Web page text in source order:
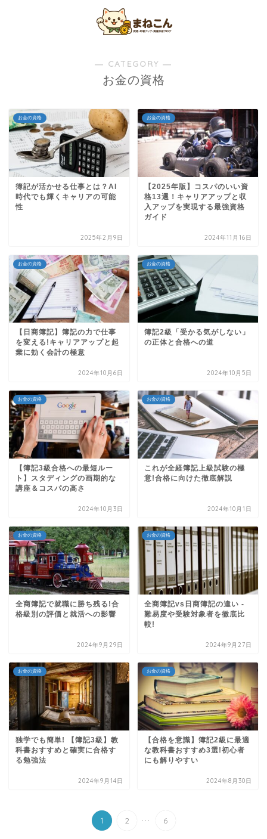
― CATEGORY ―
お金の資格
お金の資格
簿記が活かせる仕事とは？AI
時代でも輝くキャリアの可能
性
2025年2月9日
お金の資格
【2025年版】コスパのいい資
格13選！キャリアアップと収
入アップを実現する最強資格
ガイド
2024年11月16日
お金の資格
【日商簿記】簿記の力で仕事
を変える!キャリアアップと起
業に効く会計の極意
2024年10月6日
お金の資格
簿記2級「受かる気がしない」
の正体と合格への道
2024年10月5日
お金の資格
【簿記3級合格への最短ルー
ト】スタディングの画期的な
講座＆コスパの高さ
2024年10月3日
お金の資格
これが全経簿記上級試験の極
意!合格に向けた徹底解説
2024年10月1日
お金の資格
全商簿記で就職に勝ち残る!合
格級別の評価と就活への影響
2024年9月29日
お金の資格
全商簿記vs日商簿記の違い -
難易度や受験対象者を徹底比
較!
2024年9月27日
お金の資格
独学でも簡単! 【簿記3級】教
科書おすすめと確実に合格す
る勉強法
2024年9月14日
お金の資格
【合格を意識】簿記2級に最適
な教科書おすすめ3選!初心者
にも解りやすい
2024年8月30日
1 2 ... 6